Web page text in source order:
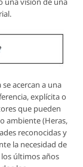
acercan a una
explícita o
que pueden
ambiente (Heras,
reconocidas y
la necesidad de
últimos años